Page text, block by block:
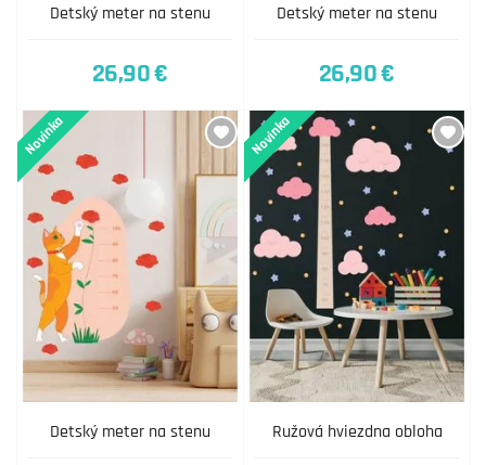
Detský meter na stenu
26,90 €
Detský meter na stenu
26,90 €
Detský meter na stenu
Novinka
Ružová hviezdna obloha
Novinka